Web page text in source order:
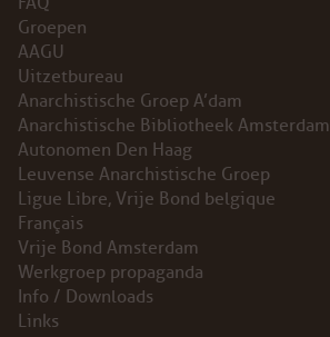
Groepen
AAGU
Uitzetbureau
Anarchistische Groep A’dam
Anarchistische Bibliotheek Amsterdam
Autonomen Den Haag
Leuvense Anarchistische Groep
Ligue Libre, Vrije Bond belgique
Français
Vrije Bond Amsterdam
Werkgroep propaganda
Info / Downloads
Links